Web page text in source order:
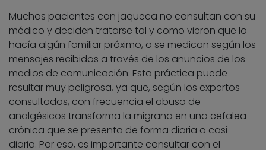
Muchos pacientes con jaqueca no consultan con su
médico y deciden tratarse tal y como vieron que lo
hacía algún familiar próximo, o se medican según los
mensajes recibidos a través de los anuncios de los
medios de comunicación. Esta práctica puede
resultar muy peligrosa, ya que, según los expertos
consultados, con frecuencia el abuso de
analgésicos transforma la migraña en una cefalea
crónica que se presenta de forma diaria o casi
diaria. Por eso, es importante consultar con el